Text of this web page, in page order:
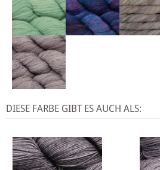
DIESE FARBE GIBT ES AUCH ALS: